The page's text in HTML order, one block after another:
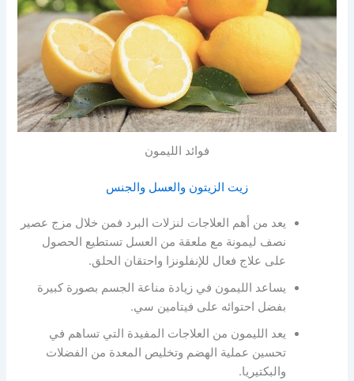
فوائد الليمون
زيت الزيتون والعسل والجنس
يعد من أهم العلاجات لنزلات البرد فمن خلال مزج عصير
نصف ليمونة مع ملعقة من العسل تستطيع الحصول
على علاج فعال للإنفلونزا واحتقان الحلق.
يساعد الليمون في زيادة مناعة الجسم بصورة كبيرة
بفضل احتوائه على فيتامين سي.
يعد الليمون من العلاجات المفيدة التي تساهم في
تحسين عملية الهضم وتخليص المعدة من الفضلات
والبكتيريا.